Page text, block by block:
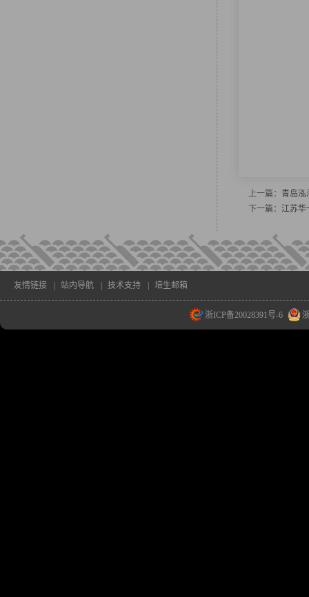
上一篇： 青岛泓
下一篇： 江苏华
友情链接 站内导航 技术支持 培生邮箱
浙ICP备20028391号-6